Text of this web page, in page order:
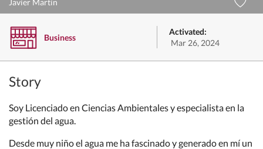
Business
Activated:
Mar 26, 2024
Story
Soy Licenciado en Ciencias Ambientales y especialista en la
gestión del agua.
Desde muy niño el agua me ha fascinado y generado en mí un